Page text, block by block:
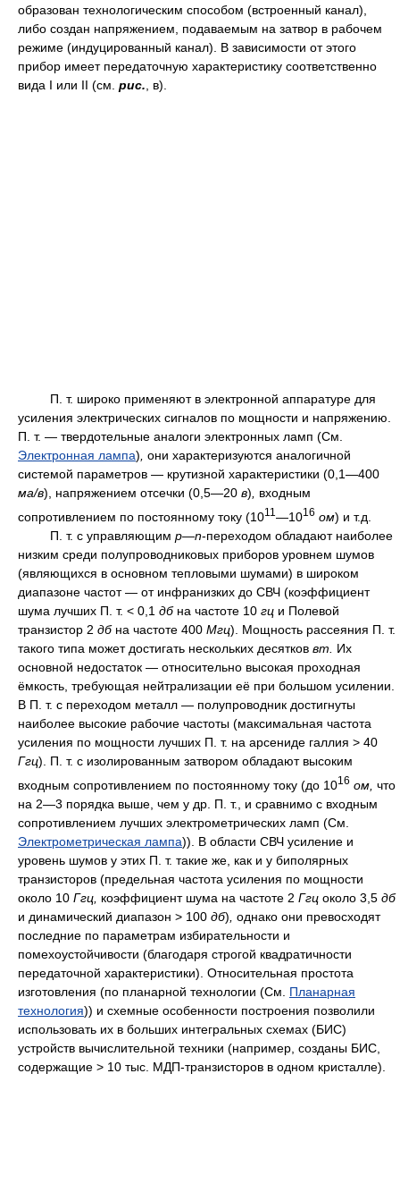
образован технологическим способом (встроенный канал),
либо создан напряжением, подаваемым на затвор в рабочем
режиме (индуцированный канал). В зависимости от этого
прибор имеет передаточную характеристику соответственно
вида I или II (см. рис., в).
П. т. широко применяют в электронной аппаратуре для
усиления электрических сигналов по мощности и напряжению.
П. т. — твердотельные аналоги электронных ламп (См.
Электронная лампа), они характеризуются аналогичной
системой параметров — крутизной характеристики (0,1—400
ма/в), напряжением отсечки (0,5—20 в), входным
сопротивлением по постоянному току (1011 —1016 ом) и т.д.
П. т. с управляющим р—n-переходом обладают наиболее
низким среди полупроводниковых приборов уровнем шумов
(являющихся в основном тепловыми шумами) в широком
диапазоне частот — от инфранизких до СВЧ (коэффициент
шума лучших П. т. < 0,1 дбна частоте 10 гц и Полевой
транзистор 2 дбна частоте 400 Мгц). Мощность рассеяния П. т.
такого типа может достигать нескольких десятков вт.
Их
основной недостаток — относительно высокая проходная
ёмкость, требующая нейтрализации её при большом усилении.
В П. т. с переходом металл — полупроводник достигнуты
наиболее высокие рабочие частоты (максимальная частота
усиления по мощности лучших П. т. на арсениде галлия > 40
Ггц). П. т. с изолированным затвором обладают высоким
входным сопротивлением по постоянному току (до 1016 ом, что
на 2—3 порядка выше, чем у др. П. т., и сравнимо с входным
сопротивлением лучших электрометрических ламп (См.
Электрометрическая лампа)). В области СВЧ усиление и
уровень шумов у этих П. т. такие же, как и у биполярных
транзисторов (предельная частота усиления по мощности
около 10 Ггц, коэффициент шума на частоте 2 Ггц около 3,5 дб
и динамический диапазон > 100 дб) однако они превосходят
последние по параметрам избирательности и
помехоустойчивости (благодаря строгой квадратичности
передаточной характеристики). Относительная простота
изготовления (по планарной технологии (См. Планарная
технология)) и схемные особенности построения позволили
использовать их в больших интегральных схемах (БИС)
устройств вычислительной техники (например, созданы БИС,
содержащие > 10 тыс. МДП-транзисторов в одном кристалле).